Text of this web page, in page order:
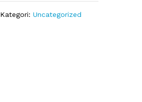
Kategori:Uncategorized